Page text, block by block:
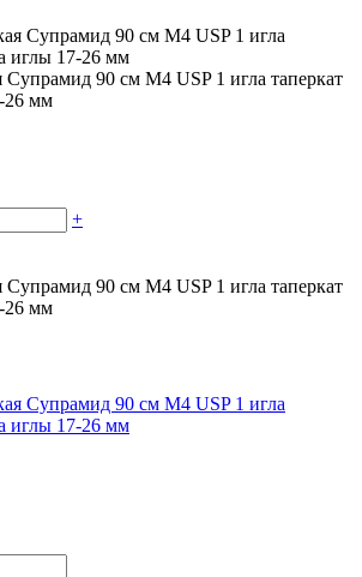
Супрамид 90 см М4 USP 1 игла таперкат
26 мм
+
Супрамид 90 см М4 USP 1 игла таперкат
26 мм